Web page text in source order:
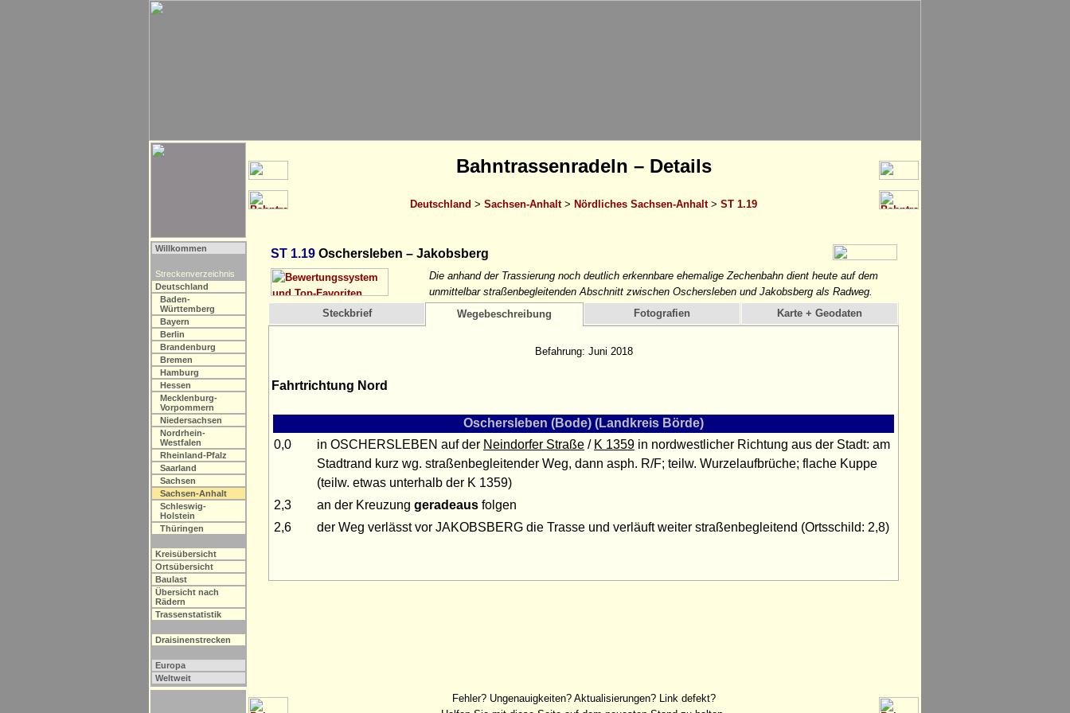
Bahntrassenradeln – Details
Deutschland > Sachsen-Anhalt> Nördliches Sachsen-Anhalt> ST 1.19
Willkommen
Streckenverzeichnis
Deutschland
Baden-
Württemberg
Bayern
Berlin
Brandenburg
Bremen
Hamburg
Hessen
Mecklenburg-
Vorpommern
Niedersachsen
Nordrhein-
Westfalen
Rheinland-Pfalz
Saarland
Sachsen
Sachsen-Anhalt
Schleswig-
Holstein
Thüringen
Kreisübersicht
Ortsübersicht
Baulast
Übersicht nach
Rädern
Trassenstatistik
Draisinenstrecken
Europa
Weltweit
ST 1.19 Oschersleben – Jakobsberg
Die anhand der Trassierung noch deutlich erkennbare ehemalige Zechenbahn dient heute auf dem
unmittelbar straßenbegleitenden Abschnitt zwischen Oschersleben und Jakobsberg als Radweg.
Steckbrief
Wegebeschreibung Fotografien Karte + Geodaten
Befahrung: Juni 2018
Fahrtrichtung Nord
Oschersleben (Bode) (Landkreis Börde)
0,0
in OSCHERSLEBEN auf der Neindorfer Straße / K 1359 in nordwestlicher Richtung aus der Stadt: am
Stadtrand kurz wg. straßenbegleitender Weg, dann asph. R/F; teilw. Wurzelaufbrüche; flache Kuppe
(teilw. etwas unterhalb der K 1359)
2,3
an der Kreuzung geradeaus folgen
2,6
der Weg verlässt vor JAKOBSBERG die Trasse und verläuft weiter straßenbegleitend (Ortsschild: 2,8)
Fehler? Ungenauigkeiten? Aktualisierungen? Link defekt?